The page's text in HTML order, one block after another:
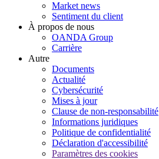
Market news
Sentiment du client
À propos de nous
OANDA Group
Carrière
Autre
Documents
Actualité
Cybersécurité
Mises à jour
Clause de non-responsabilité
Informations juridiques
Politique de confidentialité
Déclaration d'accessibilité
Paramètres des cookies